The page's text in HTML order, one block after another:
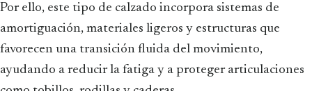
Por ello, este tipo de calzado incorpora sistemas de
amortiguación, materiales ligeros y estructuras que
favorecen una transición fluida del movimiento,
ayudando a reducir la fatiga y a proteger articulaciones